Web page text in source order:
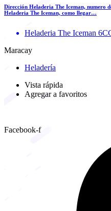
Dirección Heladeria The Iceman, numero
Heladeria The Iceman, como llegar…
Heladeria The Iceman
Maracay
Heladería
Vista rápida
Agregar a favoritos
Facebook-f